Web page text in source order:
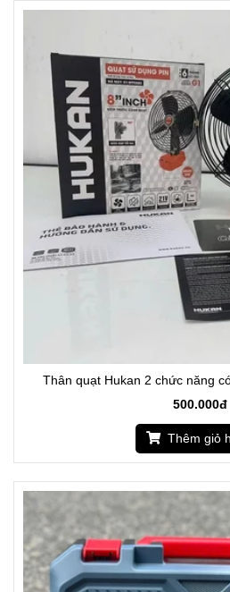
Thân quạt Hukan 2 chức năng
500.000đ
Thêm giỏ